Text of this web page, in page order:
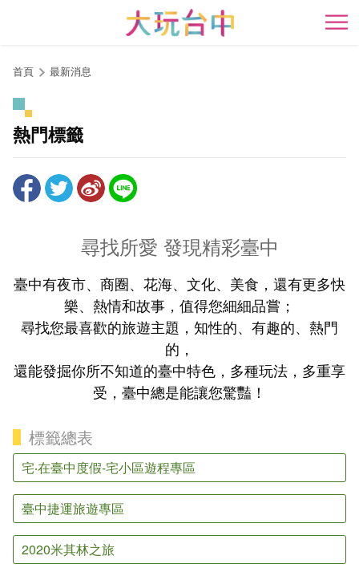
開
首頁 最新消息
熱門標籤
尋找所愛 發現精彩臺中
臺中有夜市、商圈、花海、文化、美食，還有更多快
樂、熱情和故事，值得您細細品嘗；
尋找您最喜歡的旅遊主題，知性的、有趣的、熱門
的，
還能發掘你所不知道的臺中特色，多種玩法，多重享
受，臺中總是能讓您驚豔！
標籤總表
宅‧在臺中度假-宅小區遊程專區
臺中捷運旅遊專區
2020米其林之旅